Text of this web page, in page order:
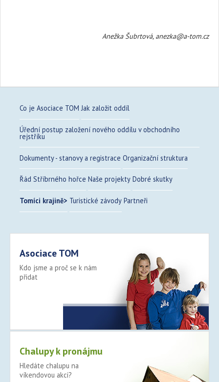
Anežka Šubrtová, anezka@a-tom.cz
Co je Asociace TOM Jak založit oddíl
Úřední postup založení nového oddílu v obchodního
rejstříku
Dokumenty - stanovy a registrace Organizační struktura
Řád Stříbrného hořce Naše projekty Dobré skutky
Tomíci krajině Turistické závody Partneři
Asociace TOM
Kdo jsme a proč se k nám
přidat
Chalupy k pronájmu
Hledáte chalupu na
víkendovou akci?